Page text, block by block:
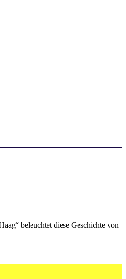
beleuchtet diese Geschichte von